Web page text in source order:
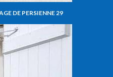
DE PERSIENNE 29